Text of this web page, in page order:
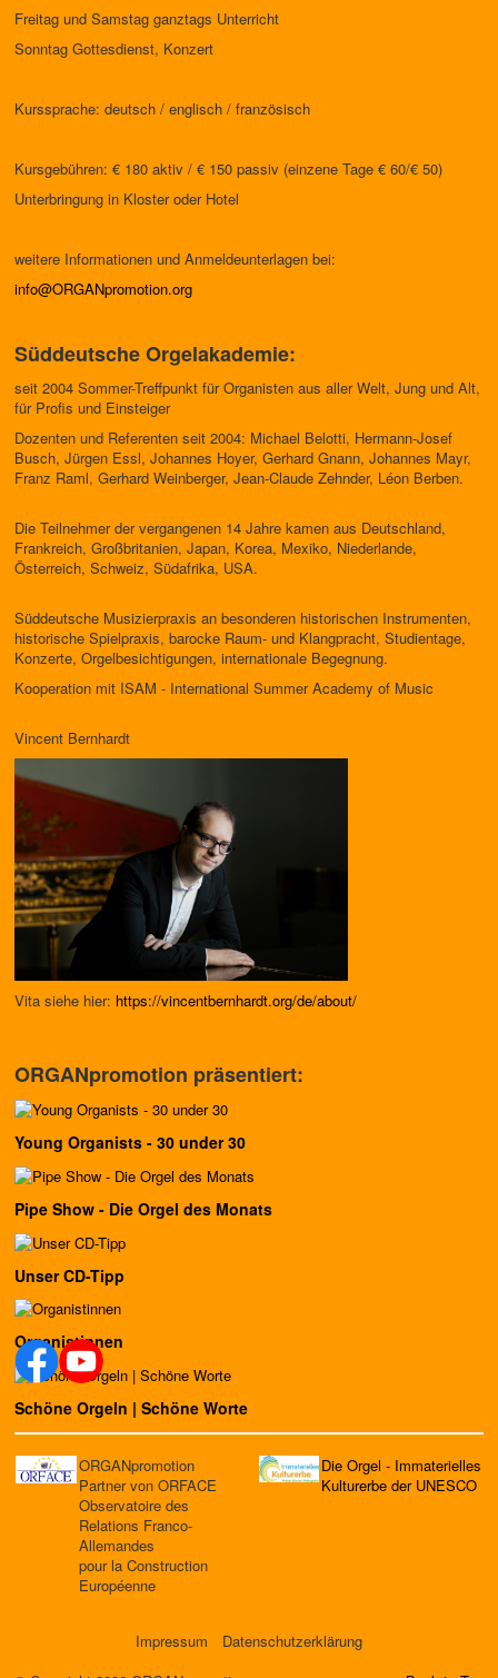
Freitag und Samstag ganztags Unterricht
Sonntag Gottesdienst, Konzert
Kurssprache: deutsch / englisch / französisch
Kursgebühren: € 180 aktiv / € 150 passiv (einzene Tage € 60/€ 50)
Unterbringung in Kloster oder Hotel
weitere Informationen und Anmeldeunterlagen bei:
info@ORGANpromotion.org
Süddeutsche Orgelakademie:
seit 2004 Sommer-Treffpunkt für Organisten aus aller Welt, Jung und Alt,
für Profis und Einsteiger
Dozenten und Referenten seit 2004: Michael Belotti, Hermann-Josef
Busch, Jürgen Essl, Johannes Hoyer, Gerhard Gnann, Johannes Mayr,
Franz Raml, Gerhard Weinberger, Jean-Claude Zehnder, Léon Berben.
Die Teilnehmer der vergangenen 14 Jahre kamen aus Deutschland,
Frankreich, Großbritanien, Japan, Korea, Mexiko, Niederlande,
Österreich, Schweiz, Südafrika, USA.
Süddeutsche Musizierpraxis an besonderen historischen Instrumenten,
historische Spielpraxis, barocke Raum- und Klangpracht, Studientage,
Konzerte, Orgelbesichtigungen, internationale Begegnung.
Kooperation mit ISAM - International Summer Academy of Music
Vincent Bernhardt
Vita siehe hier: https://vincentbernhardt.org/de/about/
ORGANpromotion präsentiert:
Young Organists - 30 under 30
Pipe Show - Die Orgel des Monats
Unser CD-Tipp
Organistinnen
Schöne Orgeln | Schöne Worte
ORGANpromotion
Partner von ORFACE
Observatoire des
Relations Franco-
Allemandes
pour la Construction
Européenne
Die Orgel - Immaterielles
Kulturerbe der UNESCO
Impressum
Datenschutzerklärung